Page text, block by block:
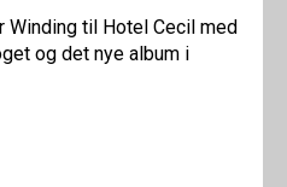
Winding til Hotel Cecil med
og det nye album i